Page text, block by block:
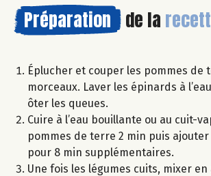
Préparation de la
Éplucher et couper les pommes de
morceaux. Laver les épinards à
ôter les queues.
Cuire à l’eau bouillante ou au cuit-
pommes de terre 2 min puis
pour 8 min supplémentaires.
Une fois les légumes cuits, mixer